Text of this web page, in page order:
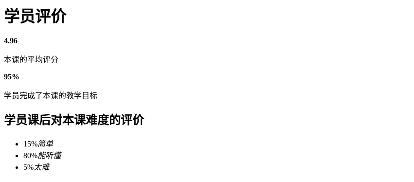
学员评价
4.96
本课的平均评分
95%
学员完成了本课的教学目标
学员课后对本课难度的评价
15%简单
80%能听懂
5%太难